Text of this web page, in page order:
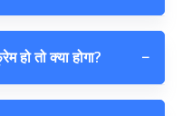
हो तो क्या होगा? −